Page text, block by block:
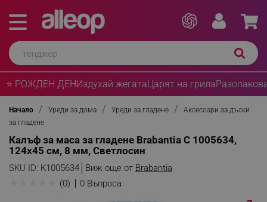
⭐ РОЖДЕН ДЕНИздухай жегатаЦарят на грила
Начало Уреди за дома Уреди за гладене
Аксесоари за дъски
за гладене
Калъф за маса за гладене Brabantia C 1005634,
124x45 см, 8 мм, Светлосин
SKU ID: K1005634 Виж още от Brabantia
(0) 0 Въпроса